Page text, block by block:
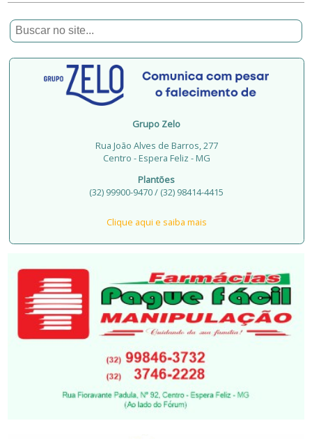
Grupo Zelo
Rua João Alves de Barros, 277
Centro - Espera Feliz - MG
Plantões
(32) 99900-9470 / (32) 98414-4415
Clique aqui e saiba mais